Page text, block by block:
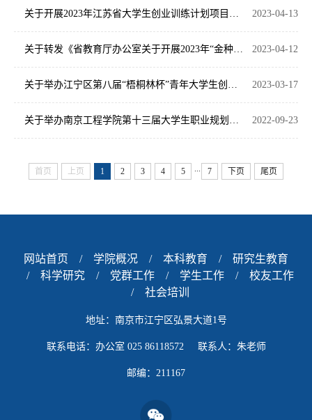
2023-04-13
2023-04-12
2023-03-17
2022-09-23
首页 上页 1 2 3 4 5 ... 7 下页 尾页
网站首页 / 学院概况 / 本科教育 /
研究生教育
/
科学研究 / 党群工作 / 学生工作 /
校友工作
/
社会培训
地址：南京市江宁区弘景大道1号
联系电话：办公室 025 86118572 联系人：朱老师
邮编：211167